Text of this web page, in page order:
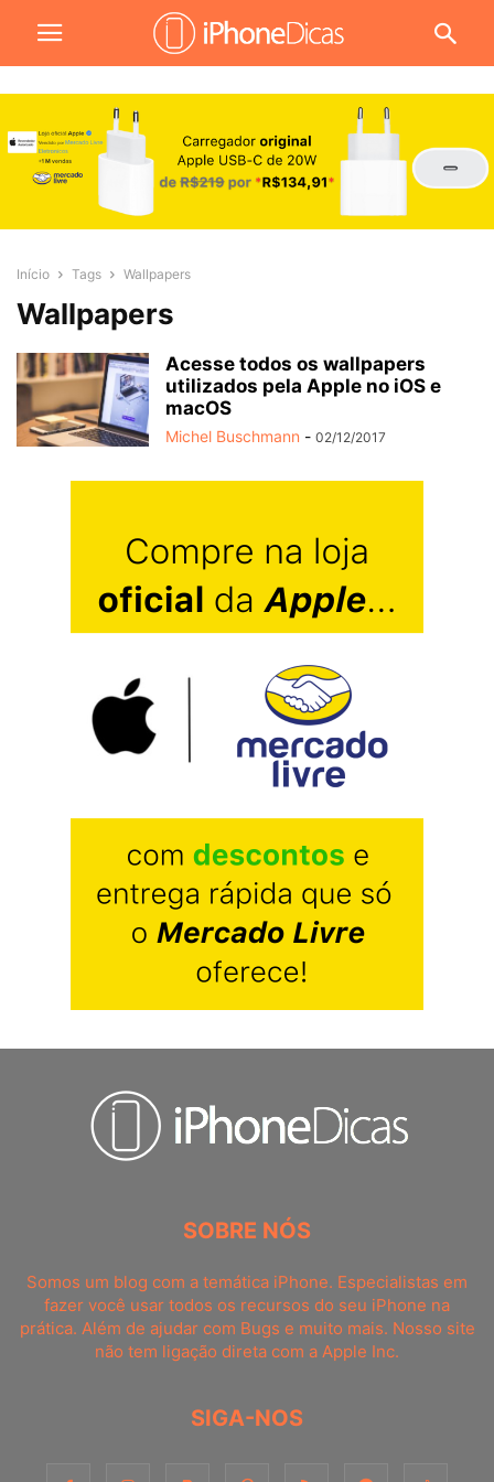
Início Tags Wallpapers
Wallpapers
Acesse todos os wallpapers
utilizados pela Apple no iOS e
macOS
Michel Buschmann - 02/12/2017
SOBRE NÓS
Somos um blog com a temática iPhone. Especialistas em
fazer você usar todos os recursos do seu iPhone na
prática. Além de ajudar com Bugs e muito mais. Nosso site
não tem ligação direta com a Apple Inc.
SIGA-NOS